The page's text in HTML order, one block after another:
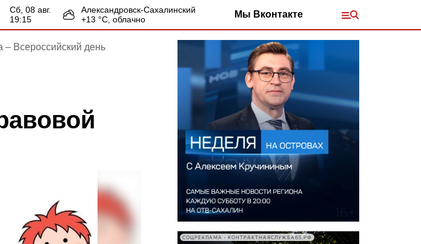
сб, 08 авг.
19:15
Александровск-Сахалинский
+13 °С, облачно Мы Вконтакте
– Всероссийский день
СОЦРЕКЛАМА • КОНТРАКТНАЯСЛУЖБА65.РФ